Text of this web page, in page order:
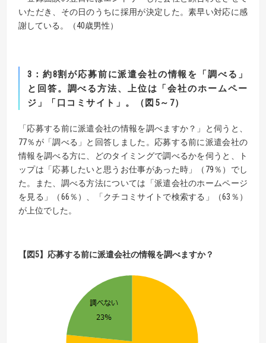
いただき、その日のうちに採用が決定した。素早い対応に感
謝している。（40歳男性）
3 ： 約8割が応募前に派遣会社の情報を「調べる」
と回答。 調べる方法、上位は「会社のホームペー
ジ」「口コミサイト」。（図 5～ 7）
「応募する前に派遣会社の情報を調べますか？」と伺うと、
77％が「調べる」と回答しました。応募する前に派遣会社の
情報を調べる方に、どのタイミングで調べるかを伺うと、ト
ップは「応募したいと思うお仕事があった時」（79％）でし
た。また、調べる方法については「派遣会社のホームページ
を見る」（66％）、「クチコミサイトで検索する」（63％）
が上位でした。
【 図5】 応募する前に派遣会社の情報を調べますか？